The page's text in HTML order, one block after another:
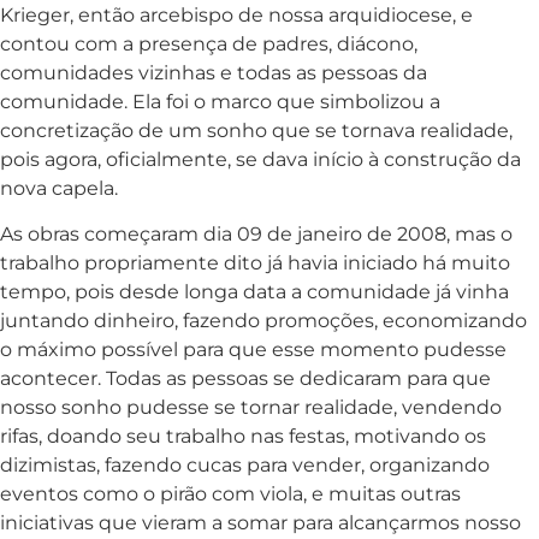
Krieger, então arcebispo de nossa arquidiocese, e
contou com a presença de padres, diácono,
comunidades vizinhas e todas as pessoas da
comunidade. Ela foi o marco que simbolizou a
concretização de um sonho que se tornava realidade,
pois agora, oficialmente, se dava início à construção da
nova capela.
As obras começaram dia 09 de janeiro de 2008, mas o
trabalho propriamente dito já havia iniciado há muito
tempo, pois desde longa data a comunidade já vinha
juntando dinheiro, fazendo promoções, economizando
o máximo possível para que esse momento pudesse
acontecer. Todas as pessoas se dedicaram para que
nosso sonho pudesse se tornar realidade, vendendo
rifas, doando seu trabalho nas festas, motivando os
dizimistas, fazendo cucas para vender, organizando
eventos como o pirão com viola, e muitas outras
iniciativas que vieram a somar para alcançarmos nosso